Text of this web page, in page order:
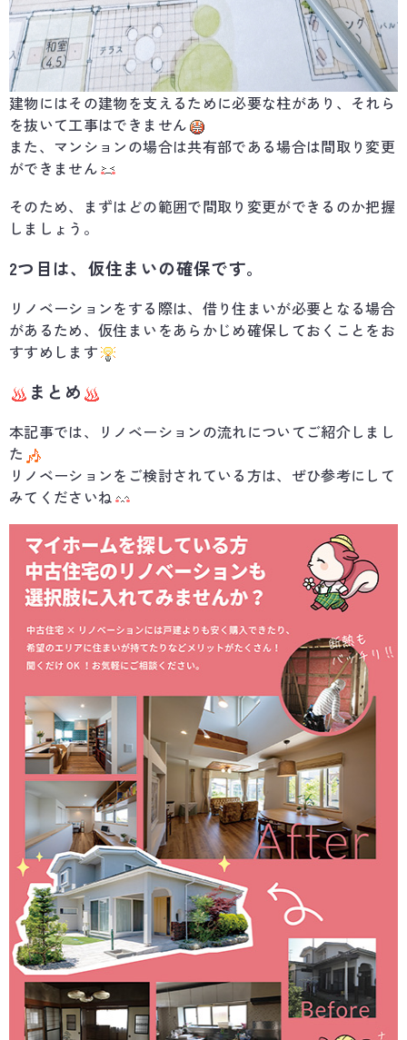
建物にはその建物を支えるために必要な柱があり、それら
を抜いて工事はできません
また、マンションの場合は共有部である場合は間取り変更
ができません
そのため、まずはどの範囲で間取り変更ができるのか把握
しましょう。
2つ目は、仮住まいの確保です。
リノベーションをする際は、借り住まいが必要となる場合
があるため、仮住まいをあらかじめ確保しておくことをお
すすめします
まとめ
本記事では、リノベーションの流れについてご紹介しまし
た
リノベーションをご検討されている方は、ぜひ参考にして
みてくださいね